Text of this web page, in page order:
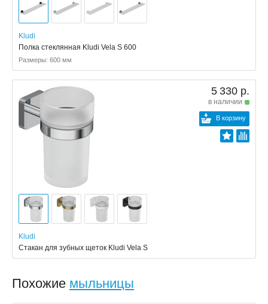
Kludi
Полка стеклянная Kludi Vela S 600
Размеры: 600 мм
5 330 р.
в наличии
В корзину
Kludi
Стакан для зубных щеток Kludi Vela S
Похожие мыльницы